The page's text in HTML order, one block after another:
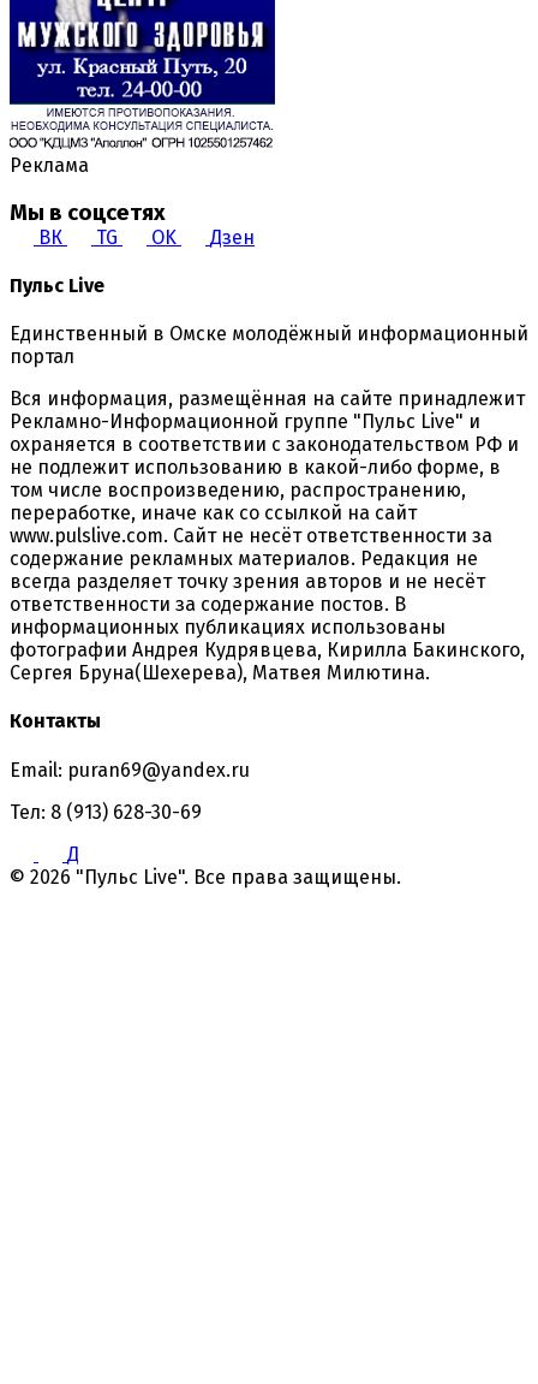
Реклама
Мы в соцсетях
ВК TG OK Дзен
Пульс Live
Единственный в Омске молодёжный информационный
портал
Вся информация, размещённая на сайте принадлежит
Рекламно-Информационной группе "Пульс Live" и
охраняется в соответствии с законодательством РФ и
не подлежит использованию в какой-либо форме, в
том числе воспроизведению, распространению,
переработке, иначе как со ссылкой на сайт
www.pulslive.com. Сайт не несёт ответственности за
содержание рекламных материалов. Редакция не
всегда разделяет точку зрения авторов и не несёт
ответственности за содержание постов. В
информационных публикациях использованы
фотографии Андрея Кудрявцева, Кирилла Бакинского,
Сергея Бруна(Шехерева), Матвея Милютина.
Контакты
Email: puran69@yandex.ru
Тел: 8 (913) 628-30-69
Д
© 2026 "Пульс Live". Все права защищены.